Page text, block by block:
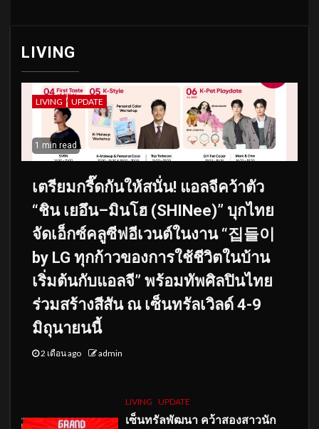
LIVING
LIVING UPDATE
1 min read
เตรียมกรี๊ดกันให้สนั่น! แอลจีคว้าตัว
“ชิน เยอึน–มินโฮ (SHINee)” บุกไทย
จัดเอ็กซ์คลูซีฟอีเวนต์ในงาน “집들이
by LG ทุกก้าวของการใช้ชีวิตในบ้าน
เริ่มต้นกับแอลจี” พร้อมทัพศิลปินไทย
ร่วมสร้างสีสัน ณ เซ็นทรัลเวิลด์ 4-9
มิถุนายนนี้
2 เดือน ago admin
LIVING UPDATE
เซ็นทรัลพัฒนา คว้าสองสาวนัก